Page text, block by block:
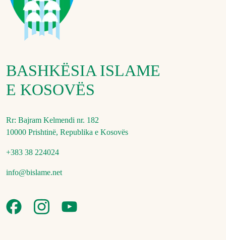
BASHKËSIA ISLAME
E KOSOVËS
Rr: Bajram Kelmendi nr. 182
10000 Prishtinë, Republika e Kosovës
+383 38 224024
info@bislame.net